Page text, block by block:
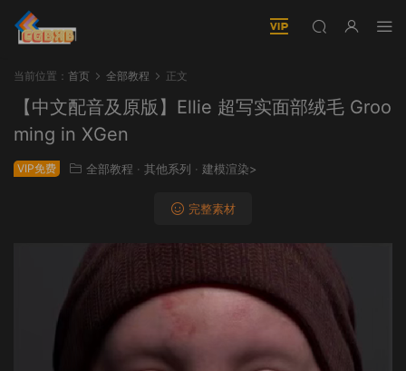
当前位置： 首页 全部教程 正文
【中文配音及原版】Ellie 超写实面部绒毛 Groo
ming in XGen
VIP免费 全部教程 · 其他系列 · 建模渲染>
完整素材